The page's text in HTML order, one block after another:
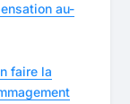
au-
faire la